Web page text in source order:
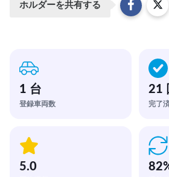
ホルダーを共有する
1 台
登録車両数
21
完了
5.0 82